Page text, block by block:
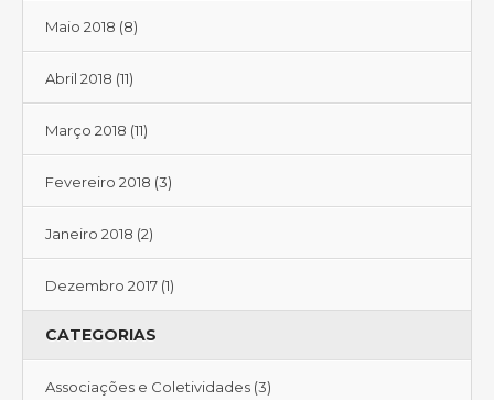
Maio 2018 (8)
Abril 2018 (11)
Março 2018 (11)
Fevereiro 2018 (3)
Janeiro 2018 (2)
Dezembro 2017 (1)
CATEGORIAS
Associações e Coletividades (3)